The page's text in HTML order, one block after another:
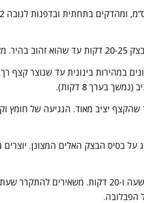
במהירות בינונית עד שנוצר קצף
בערך 8 דקות).
יציב מאוד. הנגיעה של חומץ
בסיס הבצק האלים המצונן. יוצרים
מורידים טמפרטורה ל-100 מעלות ואופים שעה ו-20
הפבלובה.